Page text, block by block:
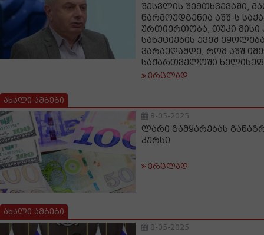
შესვლის შემთხვევაში,
წარმოუდგენია აშშ-ს
ურთიერთობა, თუკი მისი
სანქციების ქვეშ
ვარაუდამდე, რომ აშშ
საქართველოში
ვრცლად
ახალი ამბები
8-05-2025
ლარი გამყარებას
კურსი
ვრცლად
ახალი ამბები
8-05-2025